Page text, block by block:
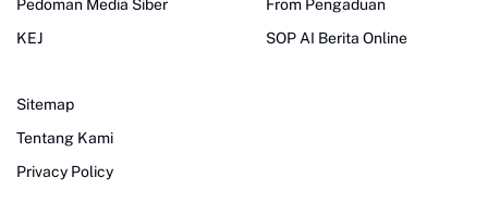
Pedoman Media Siber
KEJ
From Pengaduan
SOP AI Berita Online
Sitemap
Tentang Kami
Privacy Policy